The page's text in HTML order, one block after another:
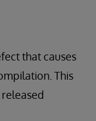
that causes
This